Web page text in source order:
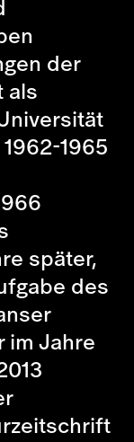
der
als
1965
später,
des
im Jahre